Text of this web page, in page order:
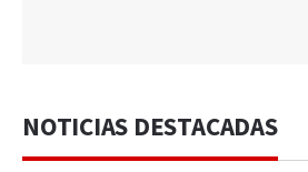
NOTICIAS DESTACADAS